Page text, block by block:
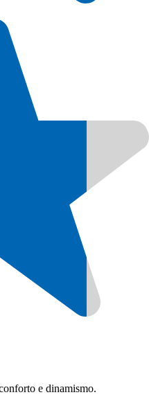
e dinamismo.